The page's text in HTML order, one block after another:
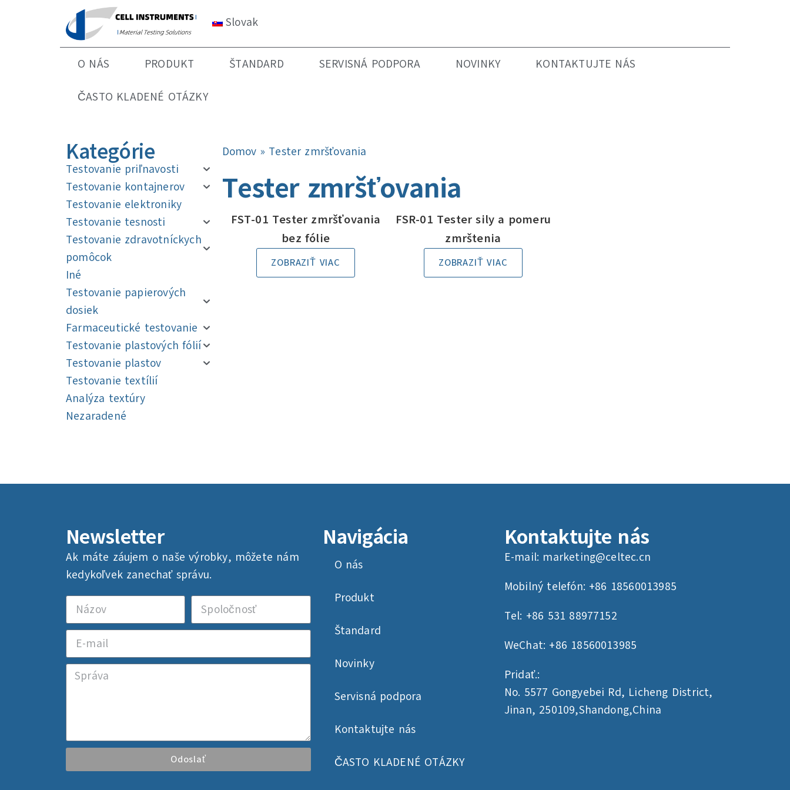
Slovak
O NÁS PRODUKT ŠTANDARD SERVISNÁ PODPORA NOVINKY KONTAKTUJTE NÁS
ČASTO KLADENÉ OTÁZKY
Kategórie
Testovanie priľnavosti
Testovanie kontajnerov
Testovanie elektroniky
Testovanie tesnosti
Testovanie zdravotníckych
pomôcok
Iné
Testovanie papierových
dosiek
Farmaceutické testovanie
Testovanie plastových fólií
Testovanie plastov
Testovanie textílií
Analýza textúry
Nezaradené
Domov » Tester zmršťovania
Tester zmršťovania
FST-01 Tester zmršťovania
bez fólie
ZOBRAZIŤ VIAC
FSR-01 Tester sily a pomeru
zmrštenia
ZOBRAZIŤ VIAC
Newsletter
Ak máte záujem o naše výrobky, môžete nám
kedykoľvek zanechať správu.
Odoslať
Navigácia
O nás
Produkt
Štandard
Novinky
Servisná podpora
Kontaktujte nás
ČASTO KLADENÉ OTÁZKY
Kontaktujte nás
E-mail: marketing@celtec.cn
Mobilný telefón: +86 18560013985
Tel: +86 531 88977152
WeChat: +86 18560013985
Pridať.:
No. 5577 Gongyebei Rd, Licheng District,
Jinan, 250109,Shandong,China